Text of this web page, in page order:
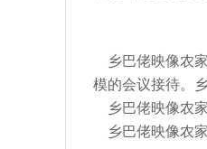
乡巴佬映像农
模的会议接待。
乡巴佬映像农
乡巴佬映像农